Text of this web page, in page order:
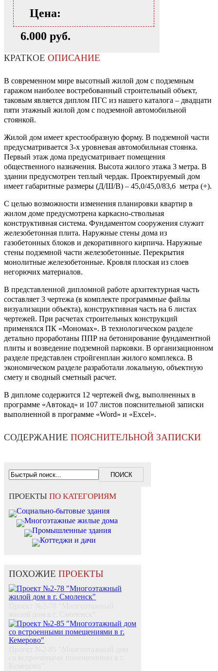
Цена:
6.000 руб.
КРАТКОЕ ОПИСАНИЕ
В современном мире высотный жилой дом с подземным
гаражом наиболее востребованный строительный объект,
таковым является диплом ПГС из нашего каталога – двадцати
пяти этажный жилой дом с подземной автомобильной
стоянкой.
Жилой дом имеет крестообразную форму. В подземной части
предусматривается 3-х уровневая автомобильная стоянка.
Первый этаж дома предусматривает помещения
общественного назначения. Высота жилого этажа 3 метра. В
здании предусмотрен теплый чердак. Проектируемый дом
имеет габаритные размеры (Д/Ш/В) – 45,0/45,0/83,6 метра (+).
С целью возможности изменения планировки квартир в
жилом доме предусмотрена каркасно-ствольная
конструктивная система. Фундаментом сооружения служит
железобетонная плита. Наружные стены дома из
газобетонных блоков и декоративного кирпича. Наружные
стены подземной части железобетонные. Перекрытия
монолитные железобетонные. Кровля плоская из слоев
негорючих материалов.
В представленной дипломной работе архитектурная часть
составляет 3 чертежа (в комплекте программные файлы
визуализации объекта), конструктивная часть на 6 листах
чертежей. При расчетах строительных конструкций
применялся ПК «Мономах». В технологическом разделе
детально проработаны ППР на бетонирование фундаментной
плиты и возведение подземной парковки. В организационном
разделе представлен стройгенплан жилого комплекса. В
экономическом разделе разработали локальную, объектную
смету и сводный сметный расчет.
В дипломе содержится 12 чертежей dwg, выполненных в
программе «Автокад» и 107 листов пояснительной записки
выполненной в программе «Word» и «Excel».
СОДЕРЖАНИЕ ПОЯСНИТЕЛЬНОЙ ЗАПИСКИ
ПРОЕКТЫ ПО КАТЕГОРИЯМ
Социально-бытовые здания
Многоэтажные жилые дома
Промышленные здания
Коттеджи и дачи
ПОХОЖИЕ ПРОЕКТЫ